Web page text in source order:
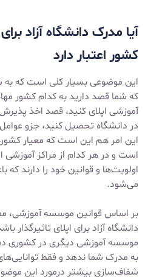
آیا مدرک دانشگاه آزاد
کشور اعتبار دارد
این موضوعی بسیار کلی است که به
که شما قصد دارید به کدام کشور
آموزشی اپلای کنید، قصد اخذ
در دانشگاه تحصیل کنید، جزو
این امر هم این است که معیار
است و در هر کدام از مراکز آموزشی
اولویت‌ها و قوانین خود را دارند
می‌شود.
بر اساس قوانین موسسه
دانشگاه آزاد برای اپلای تاثیرگذار
موسسه آموزشی دیگری در کشوری
به مدرک شما ندهد و فقط